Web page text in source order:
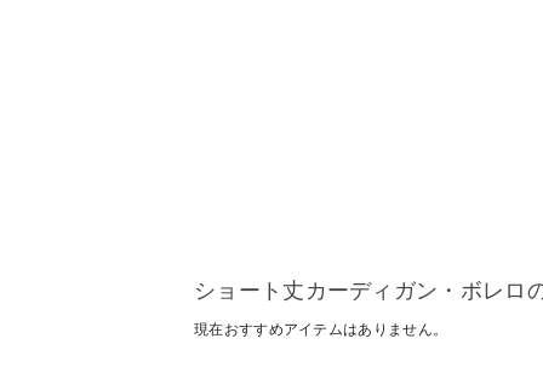
ショート丈カーディガン・ボレロ
現在おすすめアイテムはありません。